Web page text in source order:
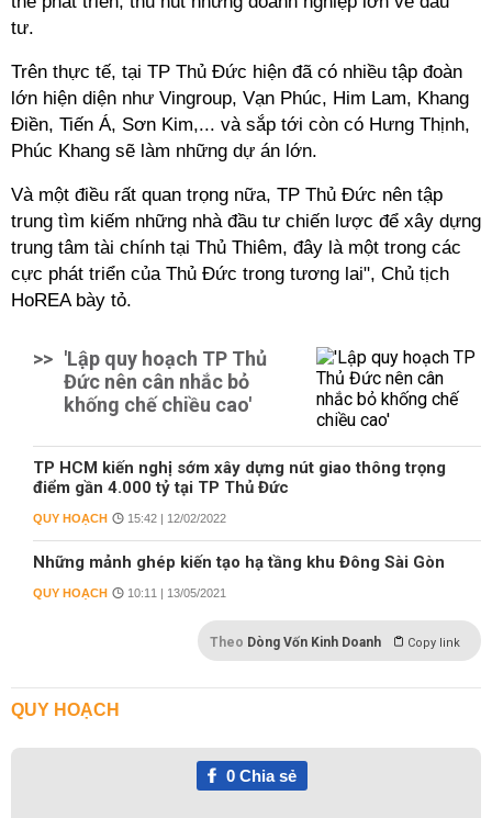
tư.
Trên thực tế, tại TP Thủ Đức hiện đã có nhiều tập đoàn
lớn hiện diện như Vingroup, Vạn Phúc, Him Lam, Khang
Điền, Tiến Á, Sơn Kim,... và sắp tới còn có Hưng Thịnh,
Phúc Khang sẽ làm những dự án lớn.
Và một điều rất quan trọng nữa, TP Thủ Đức nên tập
trung tìm kiếm những nhà đầu tư chiến lược để xây dựng
trung tâm tài chính tại Thủ Thiêm, đây là một trong các
cực phát triển của Thủ Đức trong tương lai", Chủ tịch
HoREA bày tỏ.
>> 'Lập quy hoạch TP Thủ
Đức nên cân nhắc bỏ
khống chế chiều cao'
TP HCM kiến nghị sớm xây dựng nút giao thông trọng
điểm gần 4.000 tỷ tại TP Thủ Đức
QUY HOẠCH 15:42 | 12/02/2022
Những mảnh ghép kiến tạo hạ tầng khu Đông Sài Gòn
QUY HOẠCH 10:11 | 13/05/2021
Theo Dòng Vốn Kinh Doanh Copy link
QUY HOẠCH
0Chia sẻ